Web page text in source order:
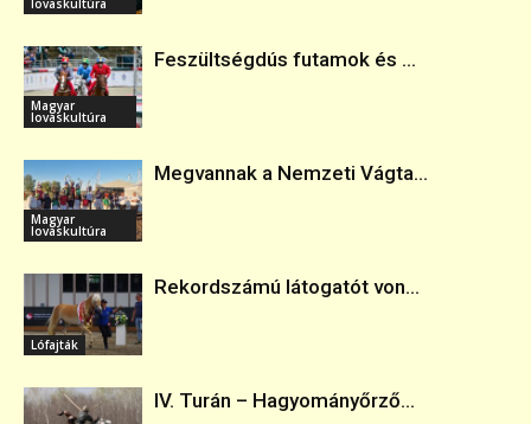
Magyar
lovaskultúra
Feszültségdús futamok és ...
Magyar
lovaskultúra
Megvannak a Nemzeti Vágta...
Lófajták
Rekordszámú látogatót von...
IV. Turán – Hagyományőrző...